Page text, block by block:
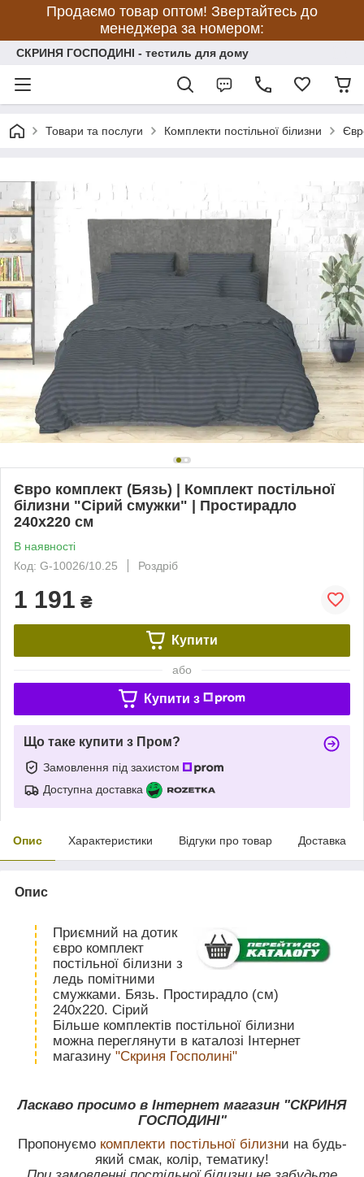
Продаємо товар оптом! Звертайтесь до
менеджера за номером:
СКРИНЯ ГОСПОДИНІ - тестиль для дому
Товари та послуги Комплекти постільної білизни
Євро комплект (Бязь) | Комплект постільної
білизни "Сірий смужки" | Простирадло
240х220 см
В наявності
Код: G-10026/10.25
Роздріб
1 191 ₴
Купити
або
Купити з
Що таке купити з Пром?
Замовлення під захистом
Доступна доставка
Опис Характеристики Відгуки про товар Доставка
Опис
Приємний на дотик
євро комплект
постільної білизни з
ледь помітними
смужками. Бязь. Простирадло (см)
240х220. Сірий
Більше комплектів постільної білизни
можна переглянути в каталозі Інтернет
магазину "Скриня Госполині"
Ласкаво просимо в Інтернет магазин "СКРИНЯ
ГОСПОДИНІ"
Пропонуємо комплекти постільної білизни на будь-
який смак, колір, тематику!